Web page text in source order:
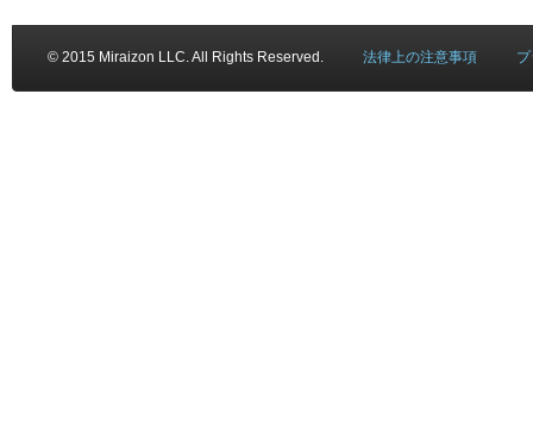
© 2015 Miraizon LLC. All Rights Reserved. 法律上の注意事項